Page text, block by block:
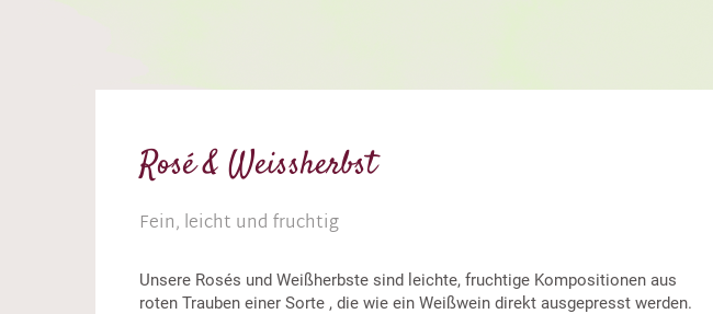
Rosé & Weissherbst
Fein, leicht und fruchtig
Unsere Rosés und Weißherbste sind leichte, fruchtige Kompositionen aus
roten Trauben einer Sorte , die wie ein Weißwein direkt ausgepresst werden.